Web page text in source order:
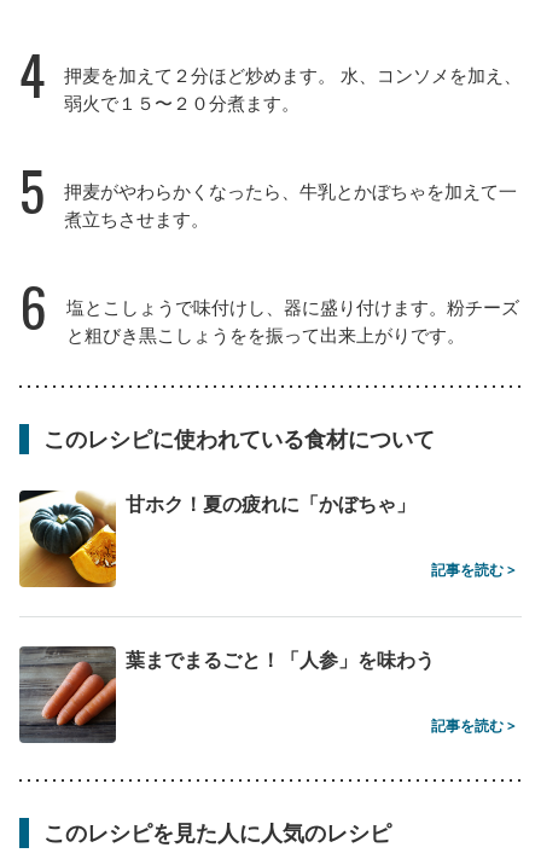
4
押麦を加えて２分ほど炒めます。 水、コンソメを加え、
弱火で１５〜２０分煮ます。
5
押麦がやわらかくなったら、牛乳とかぼちゃを加えて一
煮立ちさせます。
6
塩とこしょうで味付けし、器に盛り付けます。粉チーズ
と粗びき黒こしょうをを振って出来上がりです。
このレシピに使われている食材について
甘ホク！夏の疲れに「かぼちゃ」
記事を読む >
葉までまるごと！「人参」を味わう
記事を読む >
このレシピを見た人に人気のレシピ